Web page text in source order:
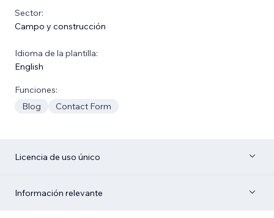
Sector:
Campo y construcción
Idioma de la plantilla:
English
Funciones:
Blog
Contact Form
Licencia de uso único
Información relevante